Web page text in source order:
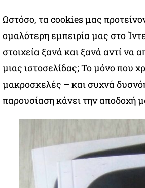
Ωστόσο, τα cookies μας
ομαλότερη εμπειρία μας στο
στοιχεία ξανά και ξανά αντί να
μιας ιστοσελίδας; Το μόνο που
μακροσκελές – και συχνά
παρουσίαση κάνει την αποδοχή